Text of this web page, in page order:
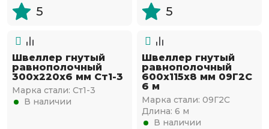
5 5
Швеллер гнутый
равнополочный
300х220х6 мм Ст1-3
Марка стали: Ст1-3
В наличии
Швеллер гнутый
равнополочный
600х115х8 мм 09Г2С
6 м
Марка стали: 09Г2С
Длина: 6 м
В наличии